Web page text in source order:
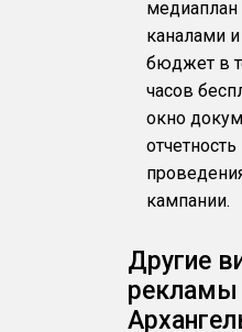
каналами
бюджет в
часов
окно
кампании.
Другие
рекламы